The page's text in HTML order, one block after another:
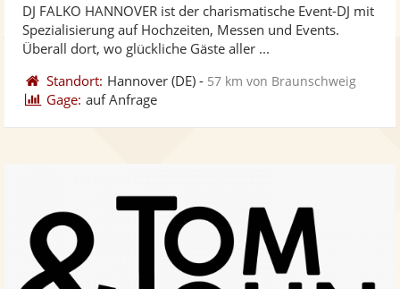
Fotos
5
DJ FALKO HANNOVER ist der charismatische Event-DJ mit
Spezialisierung auf Hochzeiten, Messen und Events.
Überall dort, wo glückliche Gäste aller ...
Standort: Hannover (DE) - 57 km von Braunschweig
Gage: auf Anfrage